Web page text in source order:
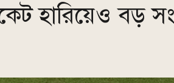
হারিয়েও বড়